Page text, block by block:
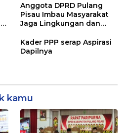
Anggota DPRD Pulang
Pisau Imbau Masyarakat
Jaga Lingkungan dan
Gozila
Kader PPP serap Aspirasi
Dapilnya
kamu